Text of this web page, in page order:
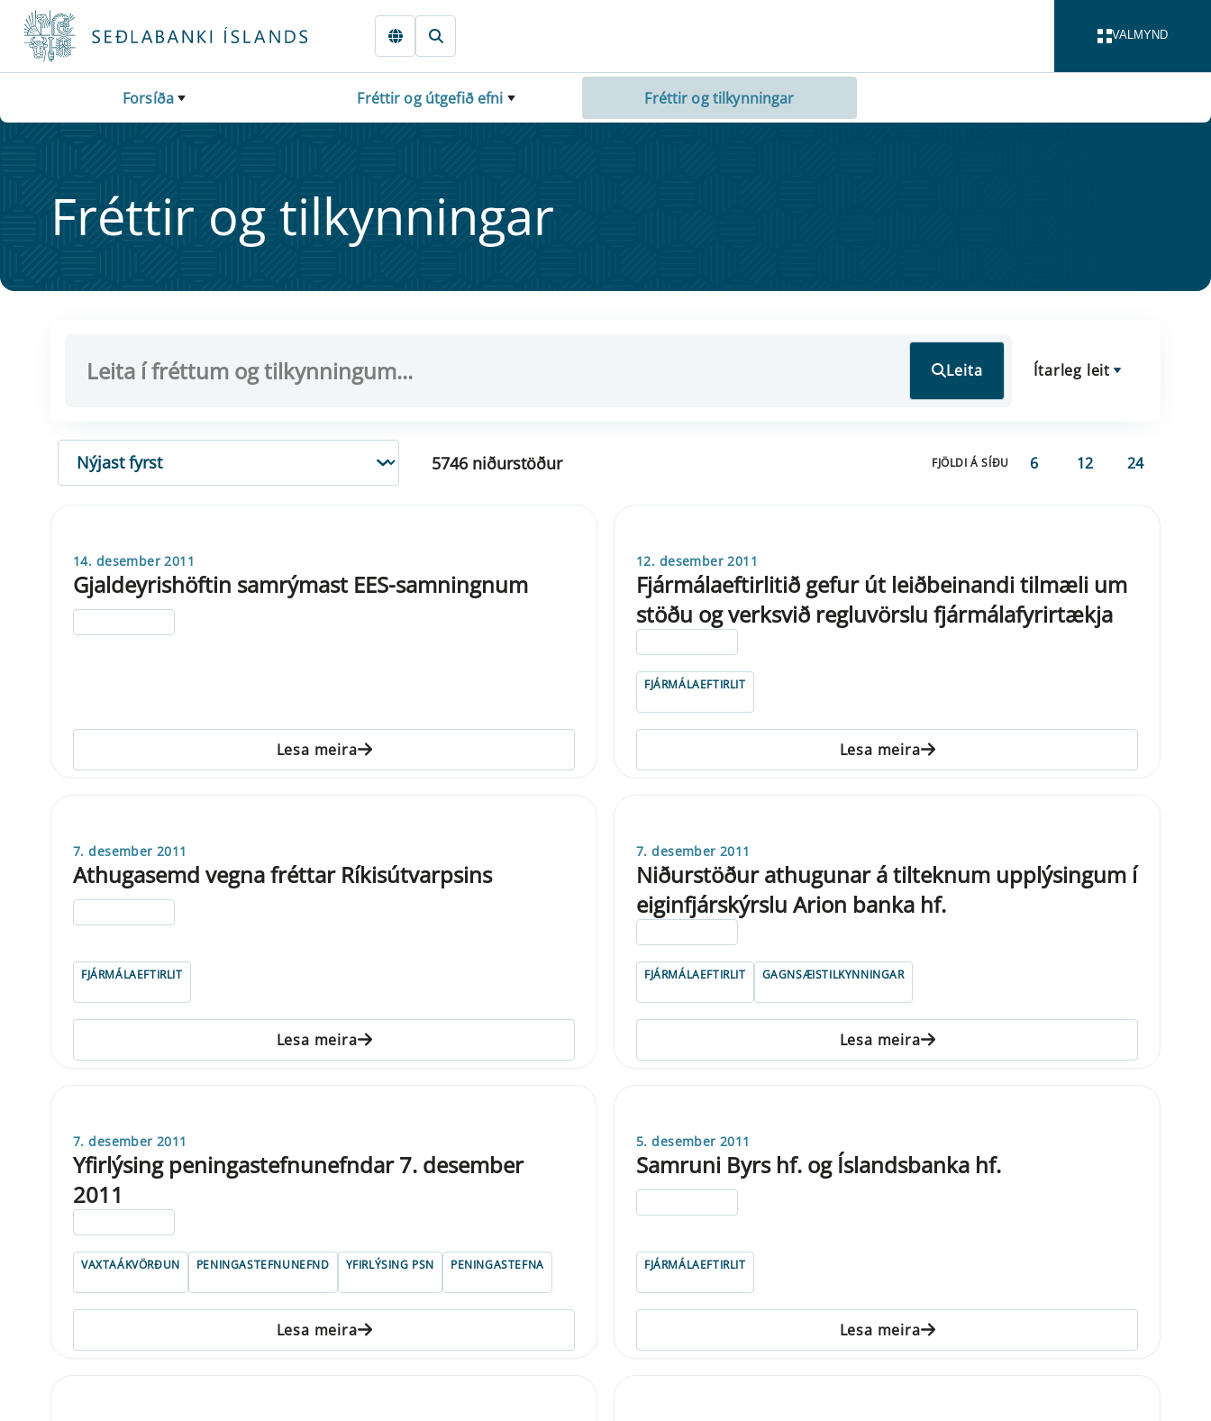
Fara beint í Meginmál
VALMYND
Forsíða Fréttir og útgefið efni Fréttir og tilkynningar
Frétt­ir og til­kynn­ing­ar
Leita Ítarleg leit
RÖÐUN
5746 niðurstöður FJÖLDI Á SÍÐU 6 12 24
14. desember 2011
Gjaldeyrishöftin samrýmast EES-samningnum
Lesa meira
12. desember 2011
Fjármálaeftirlitið gefur út leiðbeinandi tilmæli um
stöðu og verksvið regluvörslu fjármálafyrirtækja
FJÁRMÁLAEFTIRLIT
Lesa meira
7. desember 2011
Athugasemd vegna fréttar Ríkisútvarpsins
FJÁRMÁLAEFTIRLIT
Lesa meira
7. desember 2011
Niðurstöður athugunar á tilteknum upplýsingum í
eiginfjárskýrslu Arion banka hf.
FJÁRMÁLAEFTIRLIT GAGNSÆISTILKYNNINGAR
Lesa meira
7. desember 2011
Yfirlýsing peningastefnunefndar 7. desember
2011
VAXTAÁKVÖRÐUN PENINGASTEFNUNEFND YFIRLÝSING PSN PENINGASTEFNA
Lesa meira
5. desember 2011
Samruni Byrs hf. og Íslandsbanka hf.
FJÁRMÁLAEFTIRLIT
Lesa meira